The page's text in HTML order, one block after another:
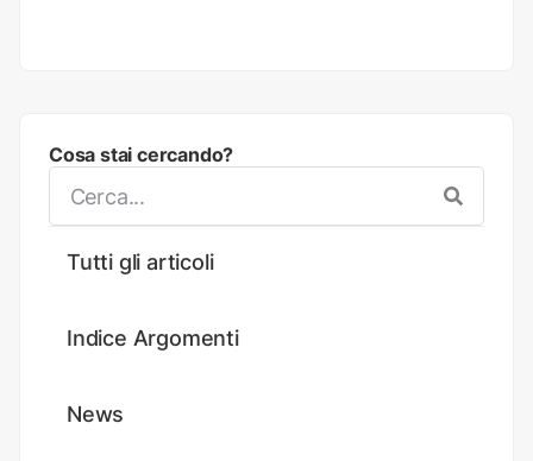
Cosa stai cercando?
Tutti gli articoli
Indice Argomenti
News